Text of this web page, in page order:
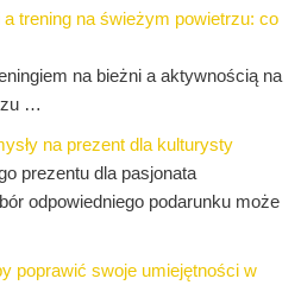
a trening na świeżym powietrzu: co
na bieżni a aktywnością na
…
na prezent dla kulturysty
prezentu dla pasjonata
odpowiedniego podarunku może
poprawić swoje umiejętności w